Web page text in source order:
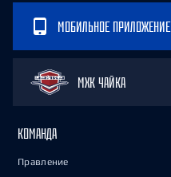
МОБИЛЬНОЕ ПРИЛОЖЕНИЕ
МХК ЧАЙКА
КОМАНДА
Правление